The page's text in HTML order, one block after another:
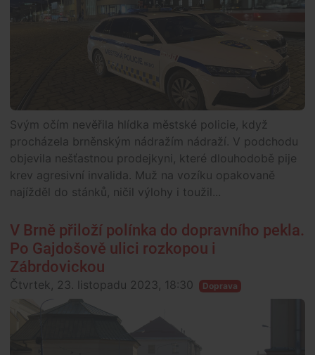
Svým očím nevěřila hlídka městské policie, když
procházela brněnským nádražím nádraží. V podchodu
objevila nešťastnou prodejkyni, které dlouhodobě pije
krev agresivní invalida. Muž na vozíku opakovaně
najížděl do stánků, ničil výlohy i toužil...
V Brně přiloží polínka do dopravního pekla.
Po Gajdošově ulici rozkopou i
Zábrdovickou
Čtvrtek, 23. listopadu 2023, 18:30 Doprava